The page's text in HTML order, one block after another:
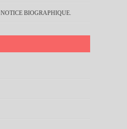
NOTICE BIOGRAPHIQUE.